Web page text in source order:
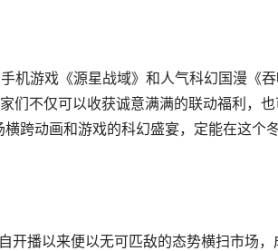
机游戏《源星战域》和人气科幻国漫《
们不仅可以收获诚意满满的联动福利，
跨动画和游戏的科幻盛宴，定能在这个
开播以来便以无可匹敌的态势横扫市场